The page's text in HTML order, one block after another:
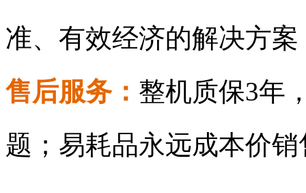
准、有效经济的解决方案
售后服务： 整机质保3年
题；易耗品永远成本价